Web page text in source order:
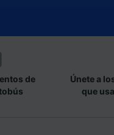
de
Únete a
que